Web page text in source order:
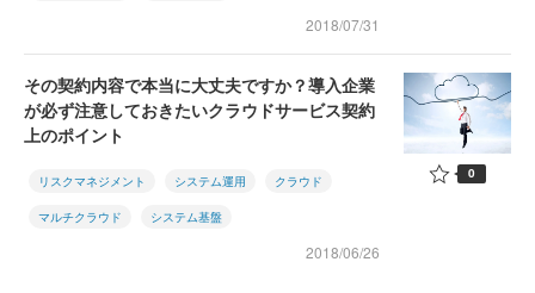
2018/07/31
その契約内容で本当に大丈夫ですか？導入企業
が必ず注意しておきたいクラウドサービス契約
上のポイント
リスクマネジメント システム運用 クラウド
マルチクラウド システム基盤
2018/06/26
0